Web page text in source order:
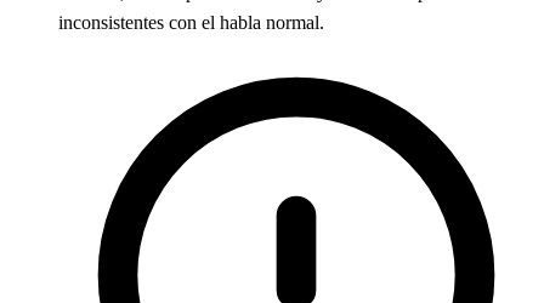
inconsistentes con el habla normal.